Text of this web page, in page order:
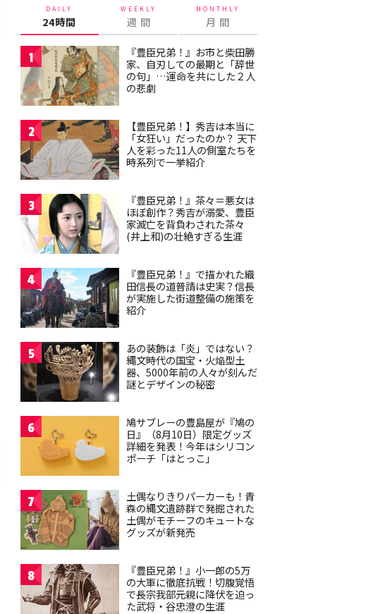
DAILY
24時間
WEEKLY
週 間
MONTHLY
月 間
1
『豊臣兄弟！』お市と柴田勝
家、自刃しての最期と「辞世
の句」…運命を共にした２人
の悲劇
2
【豊臣兄弟！】秀吉は本当に
「女狂い」だったのか？ 天下
人を彩った11人の側室たちを
時系列で一挙紹介
3
『豊臣兄弟！』茶々＝悪女は
ほぼ創作？秀吉が溺愛、豊臣
家滅亡を背負わされた茶々
(井上和)の壮絶すぎる生涯
4
『豊臣兄弟！』で描かれた織
田信長の道普請は史実？信長
が実施した街道整備の施策を
紹介
5
あの装飾は「炎」ではない？
縄文時代の国宝・火焔型土
器、5000年前の人々が刻んだ
謎とデザインの秘密
6
鳩サブレーの豊島屋が『鳩の
日』（8月10日）限定グッズ
詳細を発表！今年はシリコン
ポーチ「はとっこ」
7
土偶なりきりパーカーも！青
森の縄文遺跡群で発掘された
土偶がモチーフのキュートな
グッズが新発売
8
『豊臣兄弟！』小一郎の5万
の大軍に徹底抗戦！切腹覚悟
で長宗我部元親に降伏を迫っ
た武将・谷忠澄の生涯